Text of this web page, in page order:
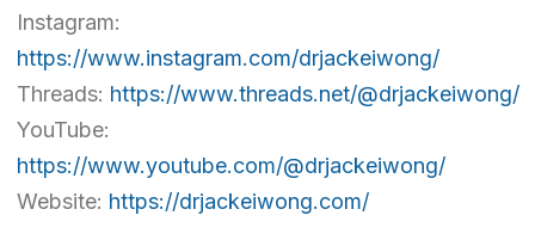
Instagram:
https://www.instagram.com/drjackeiwong/
Threads: https://www.threads.net/@drjackeiwong/
YouTube:
https://www.youtube.com/@drjackeiwong/
Website: https://drjackeiwong.com/